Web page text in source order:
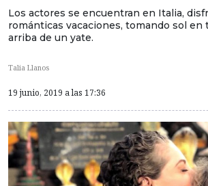
Los actores se encuentran en Italia,
románticas vacaciones, tomando sol en
arriba de un yate.
Talia Llanos
19 junio, 2019 a las 17:36